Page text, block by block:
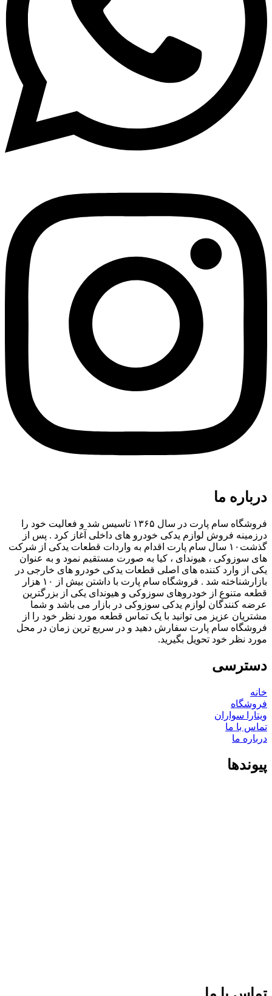
درباره ما
فروشگاه سام پارت در سال ۱۳۶۵ تاسیس شد و فعالیت خود را
درزمینه فروش لوازم یدکی خودرو های داخلی آغاز کرد . پس از
گذشت۱۰ سال سام پارت اقدام به واردات قطعات یدکی از شرکت
های سوزوکی ، هیوندای ، کیا به صورت مستقیم نمود و به عنوان
یکی از وارد کننده های اصلی قطعات یدکی خودرو های خارجی در
بازارشناخته شد . فروشگاه سام پارت با داشتن بیش از ۱۰ هزار
قطعه متنوع از خودروهای سوزوکی و هیوندای یکی از بزرگترین
عرضه کنندگان لوازم یدکی سوزوکی در بازار می باشد و شما
مشتریان عزیز می توانید با یک تماس قطعه مورد نظر خود را از
فروشگاه سام پارت سفارش دهید و در سریع ترین زمان در محل
مورد نظر خود تحویل بگیرید.
دسترسی
خانه
فروشگاه
ویتارا سواران
تماس با ما
درباره ما
پیوندها